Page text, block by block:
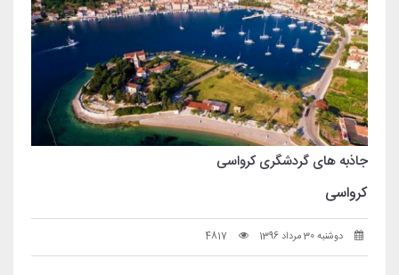
جاذبه های گردشگری کرواسی
کرواسی
دوشنبه 30 مرداد 1396 4817